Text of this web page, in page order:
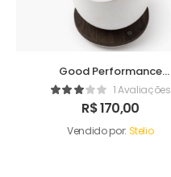
Good Performance
Humidifer1 Avaliações
R$170,00
Vendido por: Stelio